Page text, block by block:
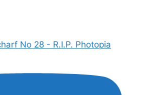
No 28 - R.I.P. Photopia